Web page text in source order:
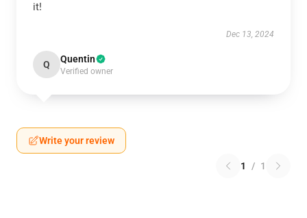
it!
Dec 13, 2024
Q Quentin
Verified owner
Write your review
1 / 1